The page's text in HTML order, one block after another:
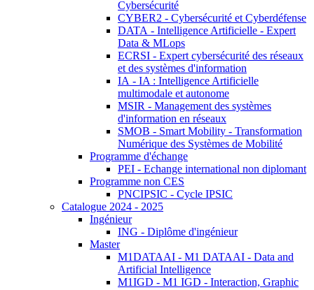
Cybersécurité
CYBER2 - Cybersécurité et Cyberdéfense
DATA - Intelligence Artificielle - Expert
Data & MLops
ECRSI - Expert cybersécurité des réseaux
et des systèmes d'information
IA - IA : Intelligence Artificielle
multimodale et autonome
MSIR - Management des systèmes
d'information en réseaux
SMOB - Smart Mobility - Transformation
Numérique des Systèmes de Mobilité
Programme d'échange
PEI - Echange international non diplomant
Programme non CES
PNCIPSIC - Cycle IPSIC
Catalogue 2024 - 2025
Ingénieur
ING - Diplôme d'ingénieur
Master
M1DATAAI - M1 DATAAI - Data and
Artificial Intelligence
M1IGD - M1 IGD - Interaction, Graphic